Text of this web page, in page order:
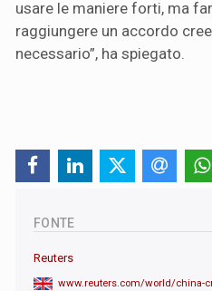
usare le maniere forti, ma
raggiungere un accordo
necessario”, ha spiegato.
FONTE
Reuters